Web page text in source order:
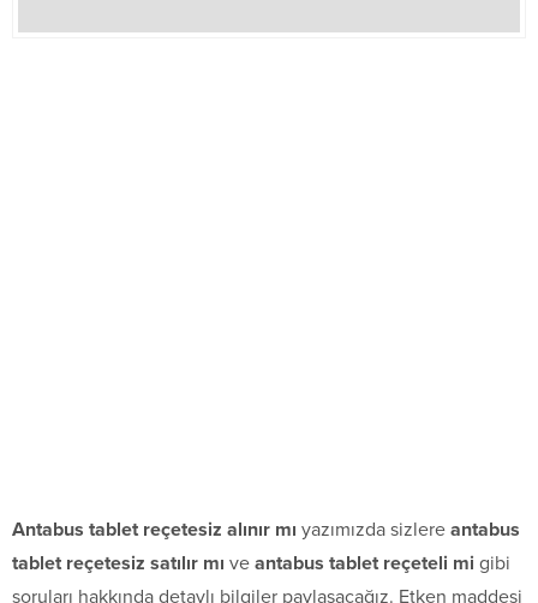
Antabus tablet reçetesiz alınır mı yazımızda sizlere antabus
tablet reçetesiz satılır mı ve antabus tablet reçeteli mi gibi
soruları hakkında detaylı bilgiler paylaşacağız. Etken maddesi